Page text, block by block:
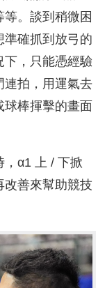
。談到稍微困
準確抓到放弓的
下，只能憑經驗
連拍，用運氣去
球棒揮擊的畫面
，α1 上 / 下掀
改善來幫助競技